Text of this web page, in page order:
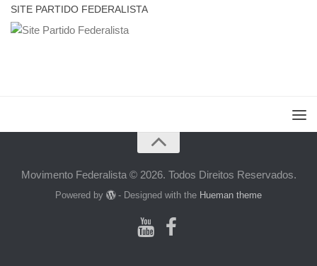
SITE PARTIDO FEDERALISTA
Movimento Federalista © 2026. Todos Direitos Reservados.
Powered by - Designed with the Hueman theme